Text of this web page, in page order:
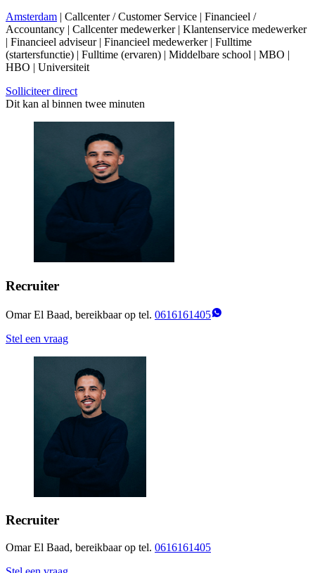
Amsterdam | Callcenter / Customer Service | Financieel /
Accountancy | Callcenter medewerker | Klantenservice medewerker
| Financieel adviseur | Financieel medewerker | Fulltime
(startersfunctie) | Fulltime (ervaren) | Middelbare school | MBO |
HBO | Universiteit
Solliciteer direct
Dit kan al binnen twee minuten
Recruiter
Omar El Baad, bereikbaar op tel. 0616161405
Stel een vraag
Recruiter
Omar El Baad, bereikbaar op tel. 0616161405